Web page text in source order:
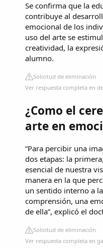
Se confirma que la
contribuye al
emocional de los
uso del arte se
creatividad, la
alumno.
Solicitud de eliminación
Ver respuesta completa en
¿Como el
arte en
“Para percibir una
dos etapas: la
esencial de nuestra
manera en la que
un sentido interno a
comprensión, una
de ella”, explicó el
Solicitud de eliminación
Ver respuesta completa en